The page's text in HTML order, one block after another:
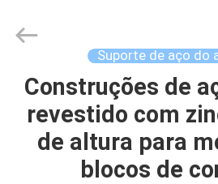
CASA
PRODUTOS
FORMWORK
Developed
Suporte de aço do
Construções de
revestido com
de altura para
blocos de